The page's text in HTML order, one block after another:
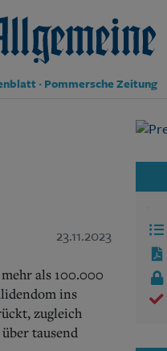
· Pommersche Zeitung
23.11.2023
als 100.000
ins
zugleich
tausend